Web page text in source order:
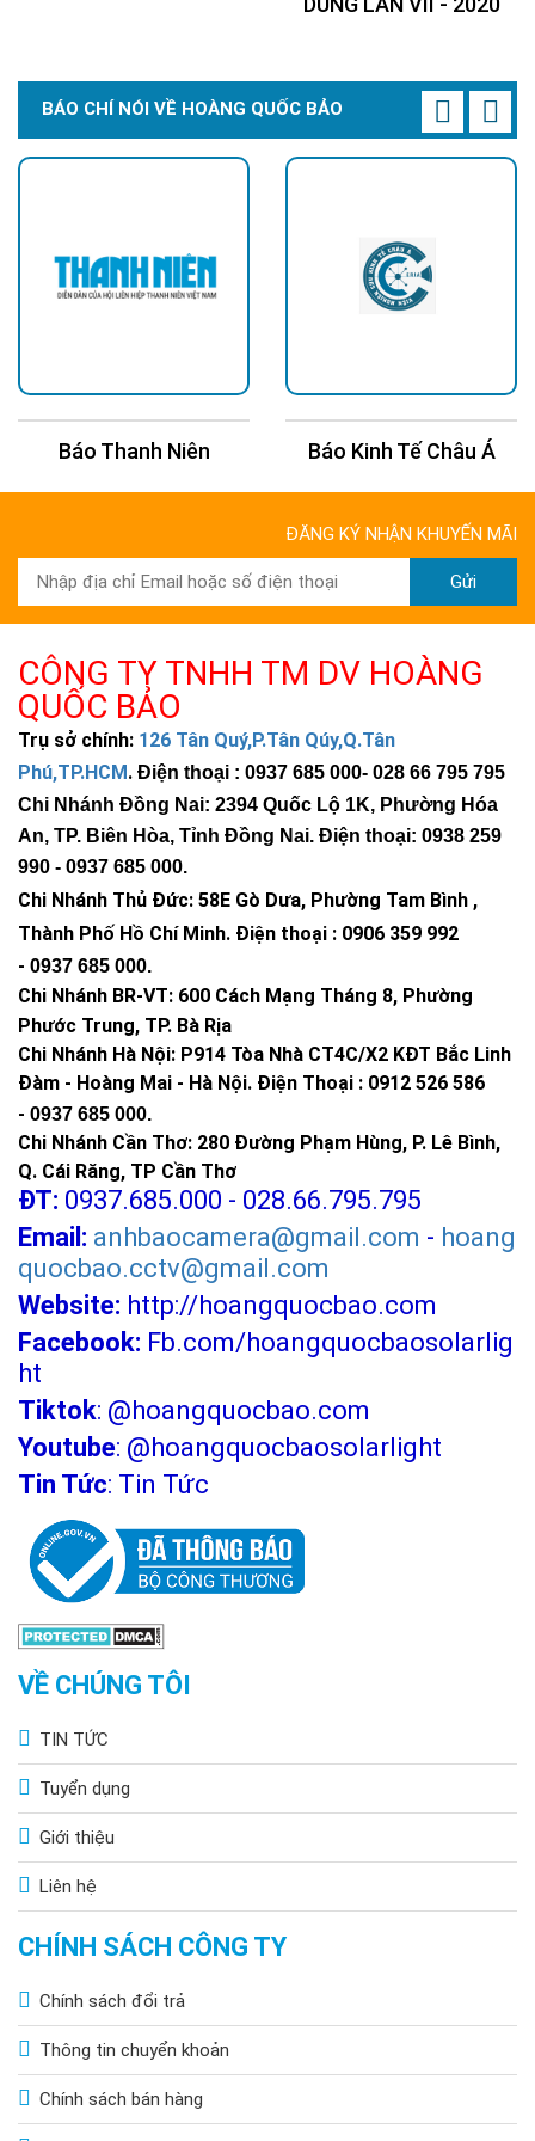
>>> Xem thêm:
345k.
Đèn năng lượng mặt trời 300w
giá tốt
Đèn năng lượng mặt trời 500w
Đèn năng lượng mặt trời sân vườnđộ sáng
mạnh
Đèn trụ cổng năng lượng mặt trờigiá tốt, độ
sáng cao
Đèn năng lượng mặt trời 1000w
độ sáng mạnh, bảo hành 5 năm
BÁO CHÍ NÓI VỀ HOÀNG QUỐC BẢO
Báo Thanh Niên Báo Kinh Tế Châu Á
ĐĂNG KÝ NHẬN KHUYẾN MÃI
Gửi
CÔNG TY TNHH TM DV HOÀNG
QUỐC BẢO
Trụ sở chính: 126 Tân Quý,P.Tân Qúy,Q.Tân
Phú,TP.HCM. Điện thoại : 0937 685 000- 028 66 795 795
Chi Nhánh Đồng Nai: 2394 Quốc Lộ 1K, Phường Hóa
An, TP. Biên Hòa, Tỉnh Đồng Nai. Điện thoại: 0938 259
990 - 0937 685 000.
Chi Nhánh Thủ Đức: 58E Gò Dưa, Phường Tam Bình ,
Thành Phố Hồ Chí Minh. Điện thoại : 0906 359 992
- 0937 685 000.
Chi Nhánh BR-VT: 600 Cách Mạng Tháng 8, Phường
Phước Trung, TP. Bà Rịa
Chi Nhánh Hà Nội: P914 Tòa Nhà CT4C/X2 KĐT Bắc Linh
Đàm - Hoàng Mai - Hà Nội. Điện Thoại : 0912 526 586
- 0937 685 000.
Chi Nhánh Cần Thơ: 280 Đường Phạm Hùng, P. Lê Bình,
Q. Cái Răng, TP Cần Thơ
ĐT: 0937.685.000 - 028.66.795.795
Email: anhbaocamera@gmail.com - hoang
quocbao.cctv@gmail.com
Website: http://hoangquocbao.com
Facebook: Fb.com/hoangquocbaosolarlig
ht
Tiktok: @hoangquocbao.com
Youtube: @hoangquocbaosolarlight
Tin Tức: Tin Tức
VỀ CHÚNG TÔI
TIN TỨC
Tuyển dụng
Giới thiệu
Liên hệ
CHÍNH SÁCH CÔNG TY
Chính sách đổi trả
Thông tin chuyển khoản
Chính sách bán hàng